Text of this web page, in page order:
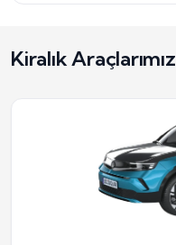
Kiralık Araçlarımız